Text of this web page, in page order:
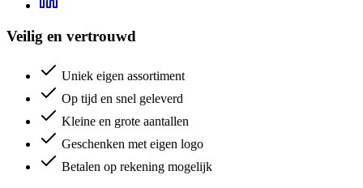
Veilig en vertrouwd
Uniek eigen assortiment
Op tijd en snel geleverd
Kleine en grote aantallen
Geschenken met eigen logo
Betalen op rekening mogelijk